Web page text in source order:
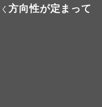
く方向性が定まって